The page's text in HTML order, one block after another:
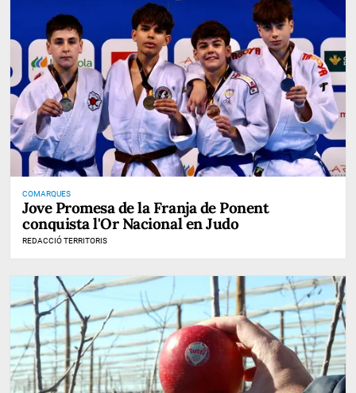
COMARQUES
Jove Promesa de la Franja de Ponent
conquista l'Or Nacional en Judo
REDACCIÓ TERRITORIS